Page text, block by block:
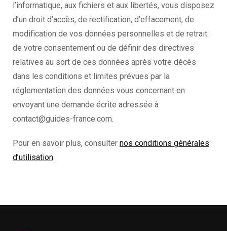
l’informatique, aux fichiers et aux libertés, vous disposez
d’un droit d’accès, de rectification, d’effacement, de
modification de vos données personnelles et de retrait
de votre consentement ou de définir des directives
relatives au sort de ces données après votre décès
dans les conditions et limites prévues par la
réglementation des données vous concernant en
envoyant une demande écrite adressée à
contact@guides-france.com.
Pour en savoir plus, consulter nos conditions générales
d’utilisation.